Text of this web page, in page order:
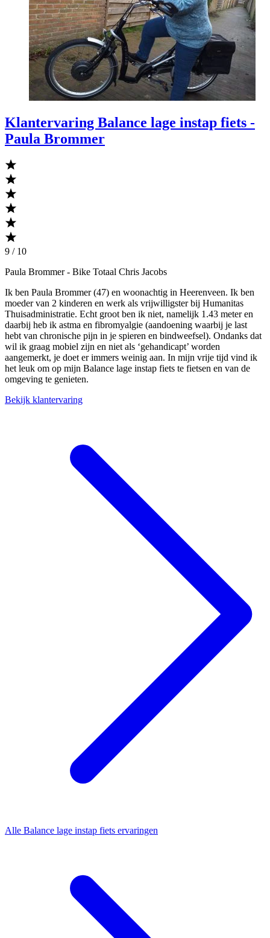
Klantervaring Balance lage instap fiets -
Paula Brommer
9 / 10
Paula Brommer- Bike Totaal Chris Jacobs
Ik ben Paula Brommer (47) en woonachtig in Heerenveen. Ik ben
moeder van 2 kinderen en werk als vrijwilligster bij Humanitas
Thuisadministratie. Echt groot ben ik niet, namelijk 1.43 meter en
daarbij heb ik astma en fibromyalgie (aandoening waarbij je last
hebt van chronische pijn in je spieren en bindweefsel). Ondanks dat
wil ik graag mobiel zijn en niet als ‘gehandicapt’ worden
aangemerkt, je doet er immers weinig aan. In mijn vrije tijd vind ik
het leuk om op mijn Balance lage instap fiets te fietsen en van de
omgeving te genieten.
Bekijk klantervaring
Alle Balance lage instap fiets ervaringen